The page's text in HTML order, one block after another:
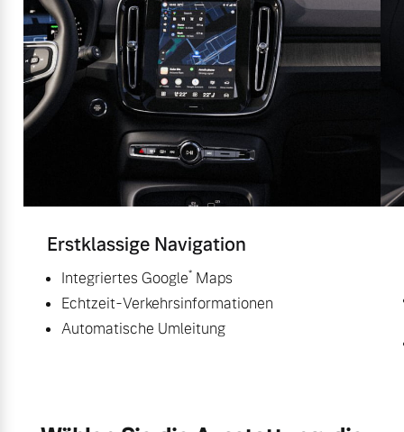
Erstklassige Navigation
Integriertes Google* Maps
Echtzeit-Verkehrsinformationen
Automatische Umleitung